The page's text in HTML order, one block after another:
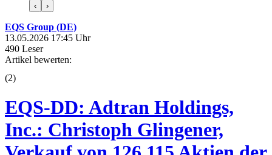
‹ ›
EQS Group (DE)
13.05.2026 17:45 Uhr
490 Leser
Artikel bewerten:
(2)
EQS-DD: Adtran Holdings,
Inc.: Christoph Glingener,